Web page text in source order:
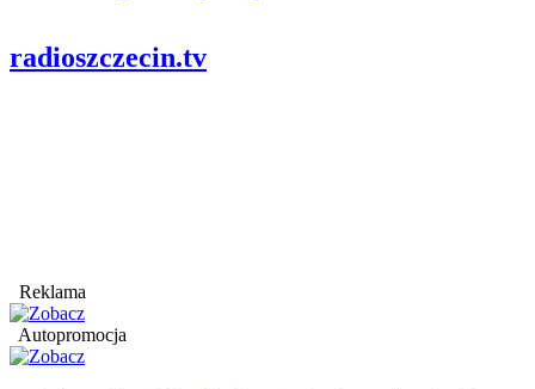
radioszczecin.tv
Reklama
Autopromocja